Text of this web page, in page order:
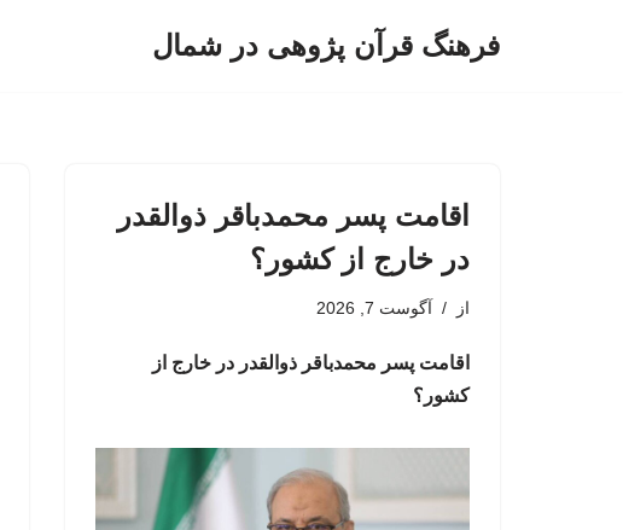
فرهنگ قرآن پژوهی در شمال
اقامت پسر محمدباقر ذوالقدر
در خارج از کشور؟
از آگوست 7, 2026
اقامت پسر محمدباقر ذوالقدر در خارج از
کشور؟